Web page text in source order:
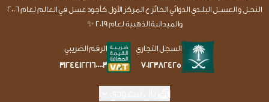
النحـل و العســل البلـدي الدوائي الحائز ع المركز الأول كأجود عسل في العالم لعام 2006
والميدالية الذهبية لعام 2019 ✨
السجل التجاري
7012382425
الرقم الضريبي
312441221600003